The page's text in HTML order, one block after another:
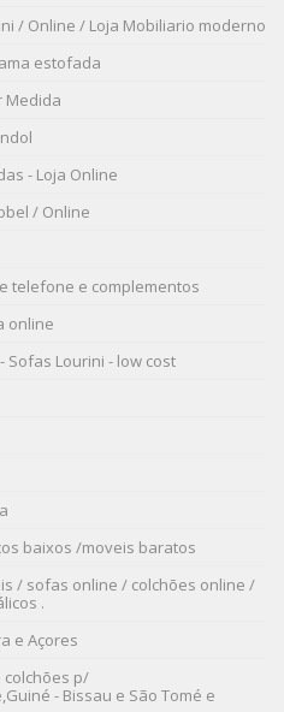
/ Online / Loja Mobiliario moderno
estofada
Medida
- Loja Online
/ Online
telefone e complementos
online
Sofas Lourini - low cost
baixos /moveis baratos
/ sofas online / colchões online /
.
e Açores
colchões p/
- Bissau e São Tomé e